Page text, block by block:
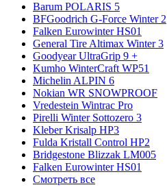
Barum POLARIS 5
BFGoodrich G-Force Winter 2
Falken Eurowinter HS01
General Tire Altimax Winter 3
Goodyear UltraGrip 9 +
Kumho WinterCraft WP51
Michelin ALPIN 6
Nokian WR SNOWPROOF
Vredestein Wintrac Pro
Pirelli Winter Sottozero 3
Kleber Krisalp HP3
Fulda Kristall Control HP2
Bridgestone Blizzak LM005
Falken Eurowinter HS01
Смотреть все